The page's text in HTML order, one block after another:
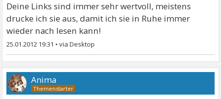
Deine Links sind immer sehr wertvoll, meistens
drucke ich sie aus, damit ich sie in Ruhe immer
wieder nach lesen kann!
25.01.2012 19:31 •
Anima